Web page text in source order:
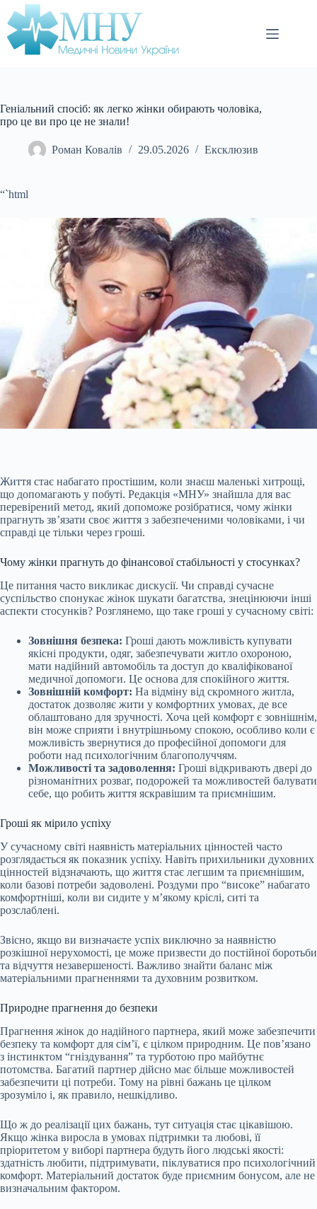
Перейти
до
вмісту
Геніальний спосіб: як легко жінки обирають чоловіка,
про це ви про це не знали!
Роман Ковалів 29.05.2026 Ексклюзив
“`html
Життя стає набагато простішим, коли знаєш маленькі хитрощі,
що допомагають у побуті. Редакція «МНУ» знайшла для вас
перевірений метод, який допоможе розібратися, чому жінки
прагнуть зв’язати своє життя з забезпеченими чоловіками, і чи
справді це тільки через гроші.
Чому жінки прагнуть до фінансової стабільності у стосунках?
Це питання часто викликає дискусії. Чи справді сучасне
суспільство спонукає жінок шукати багатства, знецінюючи інші
аспекти стосунків? Розглянемо, що таке гроші у сучасному світі:
Зовнішня безпека: Гроші дають можливість купувати
якісні продукти, одяг, забезпечувати житло охороною,
мати надійний автомобіль та доступ до кваліфікованої
медичної допомоги. Це основа для спокійного життя.
Зовнішній комфорт: На відміну від скромного житла,
достаток дозволяє жити у комфортних умовах, де все
облаштовано для зручності. Хоча цей комфорт є зовнішнім,
він може сприяти і внутрішньому спокою, особливо коли є
можливість звернутися до професійної допомоги для
роботи над психологічним благополуччям.
Можливості та задоволення: Гроші відкривають двері до
різноманітних розваг, подорожей та можливостей балувати
себе, що робить життя яскравішим та приємнішим.
Гроші як мірило успіху
У сучасному світі наявність матеріальних цінностей часто
розглядається як показник успіху. Навіть прихильники духовних
цінностей відзначають, що життя стає легшим та приємнішим,
коли базові потреби задоволені. Роздуми про “високе” набагато
комфортніші, коли ви сидите у м’якому кріслі, ситі та
розслаблені.
Звісно, якщо ви визначаєте успіх виключно за наявністю
розкішної нерухомості, це може призвести до постійної боротьби
та відчуття незавершеності. Важливо знайти баланс між
матеріальними прагненнями та духовним розвитком.
Природне прагнення до безпеки
Прагнення жінок до надійного партнера, який може забезпечити
безпеку та комфорт для сім’ї, є цілком природним. Це пов’язано
з інстинктом “гніздування” та турботою про майбутнє
потомства. Багатий партнер дійсно має більше можливостей
забезпечити ці потреби. Тому на рівні бажань це цілком
зрозуміло і, як правило, нешкідливо.
Що ж до реалізації цих бажань, тут ситуація стає цікавішою.
Якщо жінка виросла в умовах підтримки та любові, її
пріоритетом у виборі партнера будуть його людські якості:
здатність любити, підтримувати, піклуватися про психологічний
комфорт. Матеріальний достаток буде приємним бонусом, але не
визначальним фактором.